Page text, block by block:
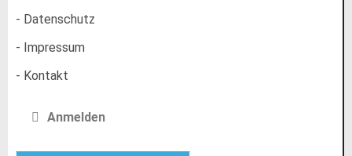
- Datenschutz
- Impressum
- Kontakt
Anmelden